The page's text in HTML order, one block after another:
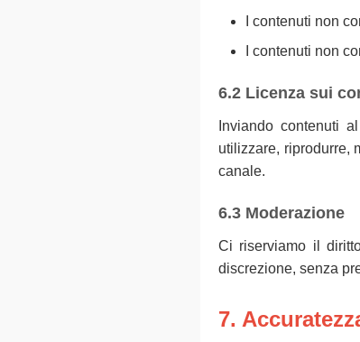
I contenuti non
I contenuti non
6.2 Licenza sui
Inviando contenuti
utilizzare, riprodurre,
canale.
6.3 Moderazione
Ci riserviamo il
discrezione, senza
7.